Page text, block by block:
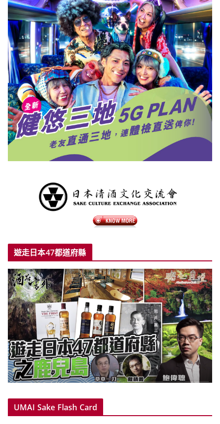
遊走日本47都道府縣
UMAI Sake Flash Card